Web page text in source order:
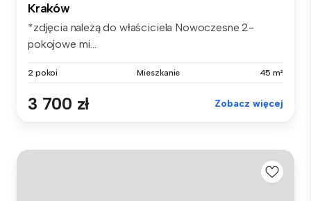
Kraków
*zdjęcia należą do właściciela Nowoczesne 2-
pokojowe mi...
2 pokoi Mieszkanie 45 m²
3 700 zł Zobacz więcej